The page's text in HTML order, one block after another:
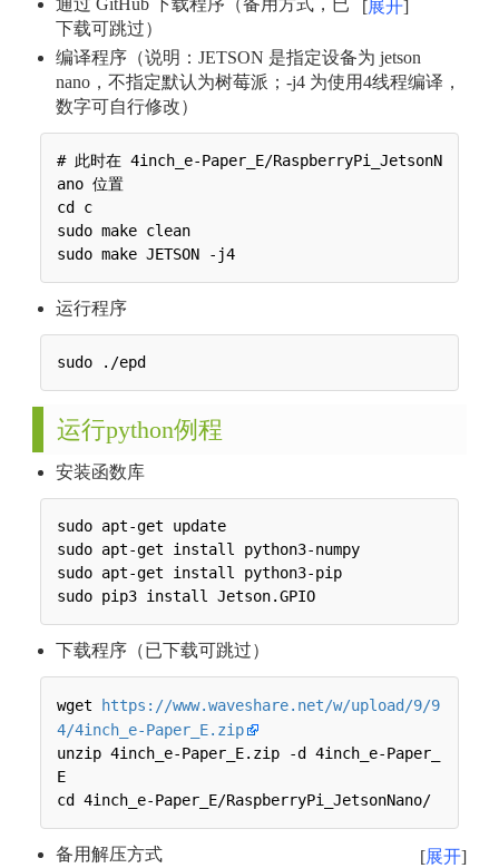
展开
下载可跳过）
编译程序（说明：JETSON 是指定设备为 jetson
nano，不指定默认为树莓派；-j4 为使用4线程编译，
数字可自行修改）
# 此时在 4inch_e-Paper_E/RaspberryPi_JetsonN
ano 位置
cd c
sudo make clean
运行程序
运行python例程
安装函数库
sudo apt-get update
sudo apt-get install python3-numpy
sudo apt-get install python3-pip
下载程序（已下载可跳过）
wget
https://www.waveshare.net/w/upload/9/9
4/4inch_e-Paper_E.zip
unzip 4inch_e-Paper_E.zip -d 4inch_e-Paper_
E
展开
备用解压方式